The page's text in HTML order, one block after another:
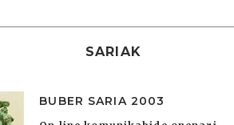
SARIAK
BUBER SARIA 2003